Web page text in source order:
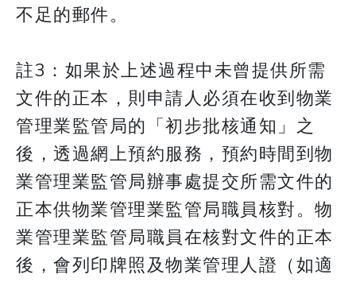
不足的郵件。
​​​​​​​註3：如果於上述過程中未曾提供所需
文件的正本，則申請人必須在收到物業
管理業監管局的「初步批核通知」之
後，透過網上預約服務，預約時間到物
業管理業監管局辦事處提交所需文件的
正本供物業管理業監管局職員核對。物
業管理業監管局職員在核對文件的正本
後，會列印牌照及物業管理人證（如適